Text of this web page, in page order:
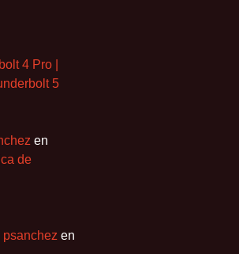
4 Pro |
5
en
de
psanchez en